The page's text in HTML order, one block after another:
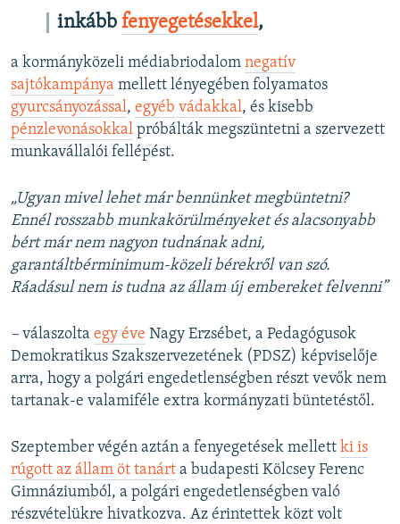
inkább fenyegetésekkel,
a kormányközeli médiabriodalom negatív
sajtókampánya mellett lényegében folyamatos
gyurcsányozással, egyéb vádakkal, és kisebb
pénzlevonásokkal próbálták megszüntetni a szervezett
munkavállalói fellépést.
„Ugyan mivel lehet már bennünket megbüntetni?
Ennél rosszabb munkakörülményeket és alacsonyabb
bért már nem nagyon tudnának adni,
garantáltbérminimum-közeli bérekről van szó.
Ráadásul nem is tudna az állam új embereket felvenni”
– válaszolta egy éve Nagy Erzsébet, a Pedagógusok
Demokratikus Szakszervezetének (PDSZ) képviselője
arra, hogy a polgári engedetlenségben részt vevők nem
tartanak-e valamiféle extra kormányzati büntetéstől.
Szeptember végén aztán a fenyegetések mellett ki is
rúgott az állam öt tanárt a budapesti Kölcsey Ferenc
Gimnáziumból, a polgári engedetlenségben való
részvételükre hivatkozva. Az érintettek közt volt